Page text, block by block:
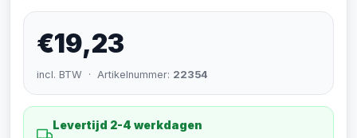
€19,23
incl. BTW · Artikelnummer: 22354
Levertijd 2-4 werkdagen